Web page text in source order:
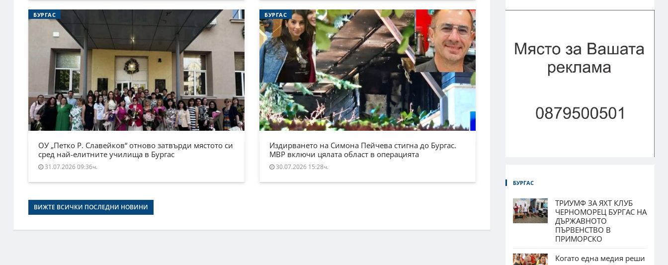
БУРГАС
ОУ „Петко Р. Славейков“ отново затвърди мястото си
сред най-елитните училища в Бургас
31.07.2026 09:36ч.
БУРГАС
Издирването на Симона Пейчева стигна до Бургас.
МВР включи цялата област в операцията
30.07.2026 15:28ч.
ВИЖТЕ ВСИЧКИ ПОСЛЕДНИ НОВИНИ
БУРГАС
ТРИУМФ ЗА ЯХТ КЛУБ
ЧЕРНОМОРЕЦ БУРГАС НА
ДЪРЖАВНОТО
ПЪРВЕНСТВО В
ПРИМОРСКО
Когато една медия реши